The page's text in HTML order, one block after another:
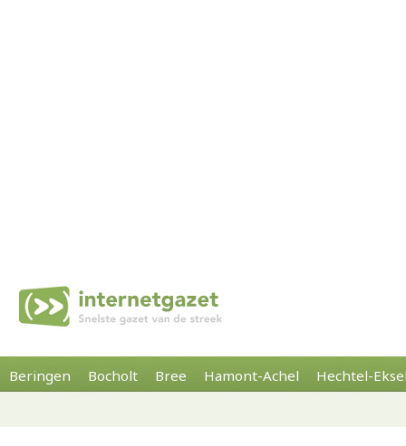
Beringen Bocholt Bree Hamont-Achel Hechtel-